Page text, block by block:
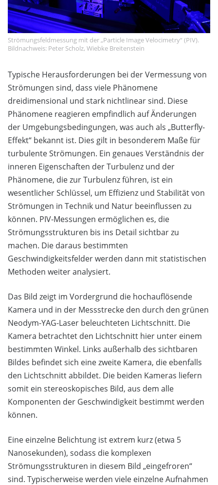
Strömungsfeldmessung mit der „Particle Image Velocimetry“ (PIV).
Bildnachweis: Peter Scholz, Wiebke Breitenstein
Typische Herausforderungen bei der Vermessung von
Strömungen sind, dass viele Phänomene
dreidimensional und stark nichtlinear sind. Diese
Phänomene reagieren empfindlich auf Änderungen
der Umgebungsbedingungen, was auch als „Butterfly-
Effekt“ bekannt ist. Dies gilt in besonderem Maße für
turbulente Strömungen. Ein genaues Verständnis der
inneren Eigenschaften der Turbulenz und der
Phänomene, die zur Turbulenz führen, ist ein
wesentlicher Schlüssel, um Effizienz und Stabilität von
Strömungen in Technik und Natur beeinflussen zu
können. PIV-Messungen ermöglichen es, die
Strömungsstrukturen bis ins Detail sichtbar zu
machen. Die daraus bestimmten
Geschwindigkeitsfelder werden dann mit statistischen
Methoden weiter analysiert.
Das Bild zeigt im Vordergrund die hochauflösende
Kamera und in der Messstrecke den durch den grünen
Neodym-YAG-Laser beleuchteten Lichtschnitt. Die
Kamera betrachtet den Lichtschnitt hier unter einem
bestimmten Winkel. Links außerhalb des sichtbaren
Bildes befindet sich eine zweite Kamera, die ebenfalls
den Lichtschnitt abbildet. Die beiden Kameras liefern
somit ein stereoskopisches Bild, aus dem alle
Komponenten der Geschwindigkeit bestimmt werden
können.
Eine einzelne Belichtung ist extrem kurz (etwa 5
Nanosekunden), sodass die komplexen
Strömungsstrukturen in diesem Bild „eingefroren“
sind. Typischerweise werden viele einzelne Aufnahmen